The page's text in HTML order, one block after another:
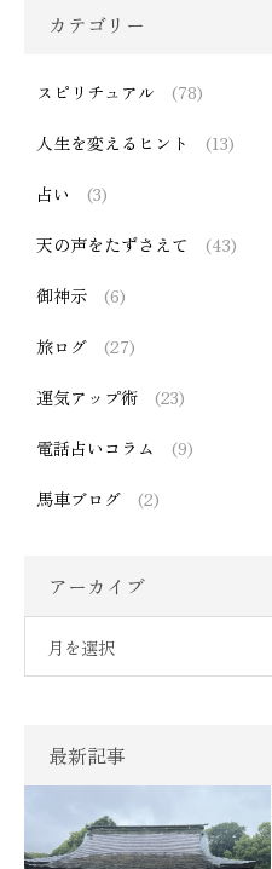
カテゴリー
スピリチュアル (78)
人生を変えるヒント (13)
占い (3)
天の声をたずさえて (43)
御神示 (6)
旅ログ (27)
運気アップ術 (23)
電話占いコラム (9)
馬車ブログ (2)
アーカイブ
月を選択
最新記事